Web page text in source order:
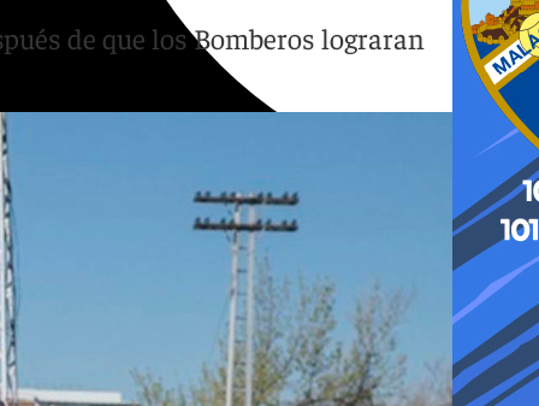
de que los Bomberos lograran